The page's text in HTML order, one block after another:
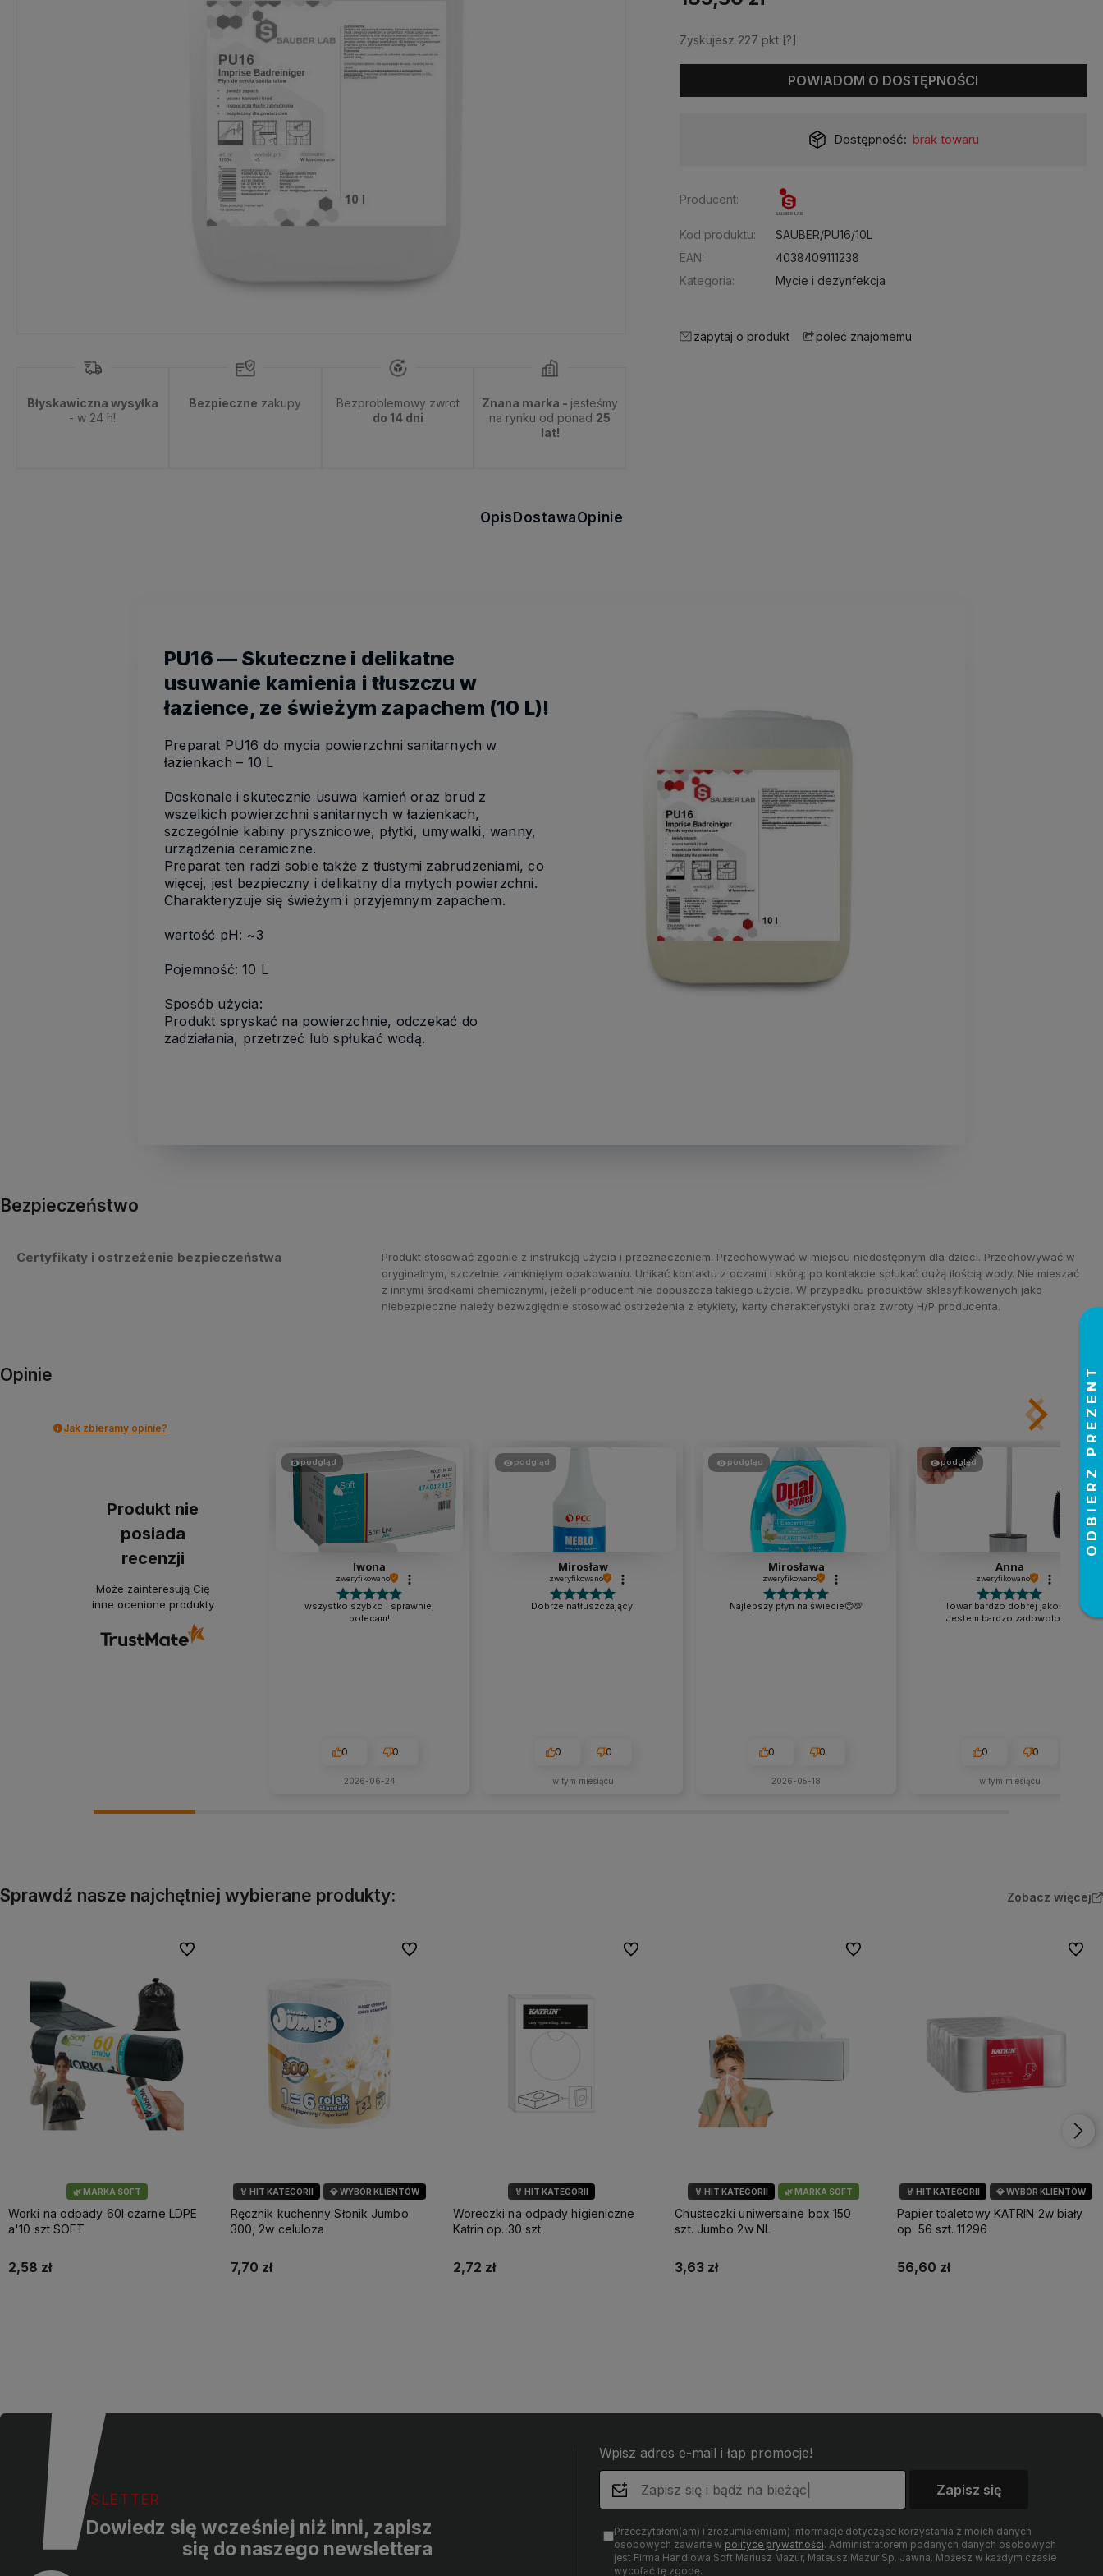
Błyskawiczna wysyłka
- w 24 h!
Bezpieczne zakupy
Bezproblemowy zwrot
do 14 dni
Znana marka - jesteśmy
na rynku od ponad 25
lat!
Zyskujesz 227 pkt [?]
POWIADOM O DOSTĘPNOŚCI
Dostępność: brak towaru
Producent:
Kod produktu:
SAUBER/PU16/10L
EAN:
4038409111238
Kategoria:
Mycie i dezynfekcja
zapytaj o produkt poleć znajomemu
OpisDostawaOpinie
PU16 — Skuteczne i delikatne
usuwanie kamienia i tłuszczu w
łazience, ze świeżym zapachem (10 L)!
Preparat PU16 do mycia powierzchni sanitarnych w
łazienkach – 10 L
Doskonale i skutecznie usuwa kamień oraz brud z
wszelkich powierzchni sanitarnych w łazienkach,
szczególnie kabiny prysznicowe, płytki, umywalki, wanny,
urządzenia ceramiczne.
Preparat ten radzi sobie także z tłustymi zabrudzeniami, co
więcej, jest bezpieczny i delikatny dla mytych powierzchni.
Charakteryzuje się świeżym i przyjemnym zapachem.
wartość pH: ~3
Pojemność: 10 L
Sposób użycia:
Produkt spryskać na powierzchnie, odczekać do
zadziałania, przetrzeć lub spłukać wodą.
Bezpieczeństwo
Certyfikaty i ostrzeżenie bezpieczeństwa
Produkt stosować zgodnie z instrukcją użycia i przeznaczeniem. Przechowywać w miejscu niedostępnym dla dzieci. Przechowywać w
oryginalnym, szczelnie zamkniętym opakowaniu. Unikać kontaktu z oczami i skórą; po kontakcie spłukać dużą ilością wody. Nie mieszać
z innymi środkami chemicznymi, jeżeli producent nie dopuszcza takiego użycia. W przypadku produktów sklasyfikowanych jako
niebezpieczne należy bezwzględnie stosować ostrzeżenia z etykiety, karty charakterystyki oraz zwroty H/P producenta.
Opinie
Jak zbieramy opinie?
Produkt nie
posiada
recenzji
Może zainteresują Cię
inne ocenione produkty
podgląd
Iwona
zweryfikowano
wszystko szybko i sprawnie,
polecam!
0 0
2026-06-24
podgląd
Mirosław
zweryfikowano
Dobrze natłuszczający.
0 0
w tym miesiącu
podgląd
Mirosława
zweryfikowano
Najlepszy płyn na świecie😊💯
0 0
2026-05-18
podgląd
Anna
zweryfikowano
Towar bardzo dobrej jakości.
Jestem bardzo zadowolona.
0 0
w tym miesiącu
Sprawdź nasze najchętniej wybierane produkty: Zobacz więcej
🌿 MARKA SOFT
Worki na odpady 60l czarne LDPE
a'10 szt SOFT
2,58 zł
Do ulubionych
🏅 HIT KATEGORII 💎 WYBÓR KLIENTÓW
Ręcznik kuchenny Słonik Jumbo
300, 2w celuloza
7,70 zł
Do ulubionych
🏅 HIT KATEGORII
Woreczki na odpady higieniczne
Katrin op. 30 szt.
2,72 zł
Do ulubionych
🏅 HIT KATEGORII 🌿 MARKA SOFT
Chusteczki uniwersalne box 150
szt. Jumbo 2w NL
3,63 zł
Do ulubionych
🏅 HIT KATEGORII 💎 WYBÓR KLIENTÓW
Papier toaletowy KATRIN 2w biały
op. 56 szt. 11296
56,60 zł
Do
NEWSLETTER
Dowiedz się wcześniej niż inni, zapisz
się do naszego newslettera
Wpisz adres e-mail i łap promocje!
Zapisz się
Przeczytałem(am) i zrozumiałem(am) informacje dotyczące korzystania z moich danych
osobowych zawarte w polityce prywatności. Administratorem podanych danych osobowych
jest Firma Handlowa Soft Mariusz Mazur, Mateusz Mazur Sp. Jawna. Możesz w każdym czasie
wycofać tę zgodę.